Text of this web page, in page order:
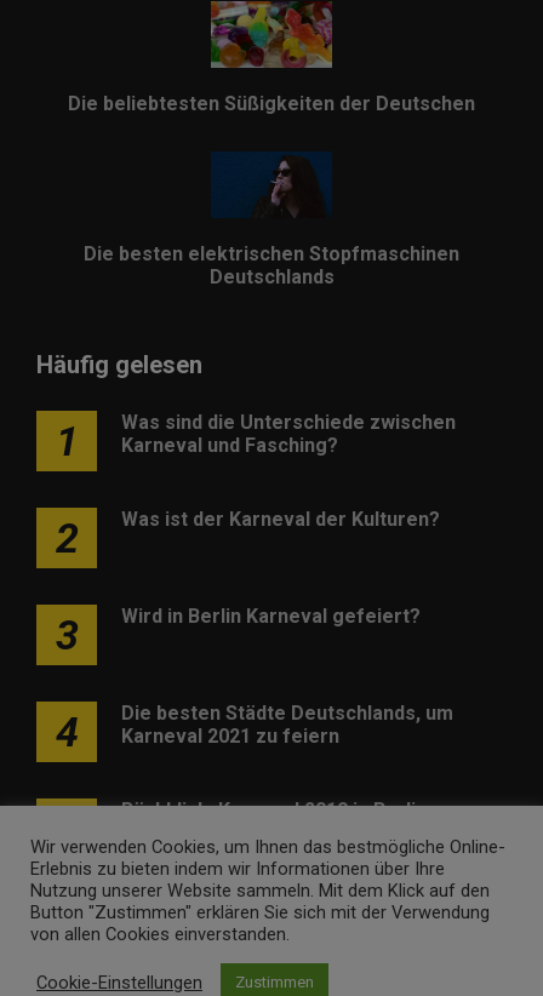
Die beliebtesten Süßigkeiten der Deutschen
Die besten elektrischen Stopfmaschinen
Deutschlands
Häufig gelesen
1
Was sind die Unterschiede zwischen
Karneval und Fasching?
2 Was ist der Karneval der Kulturen?
3 Wird in Berlin Karneval gefeiert?
4
Die besten Städte Deutschlands, um
Karneval 2021 zu feiern
Rückblick: Karneval 2019 in Berlin
Wir verwenden Cookies, um Ihnen das bestmögliche Online-
Erlebnis zu bieten indem wir Informationen über Ihre
Nutzung unserer Website sammeln. Mit dem Klick auf den
Button "Zustimmen" erklären Sie sich mit der Verwendung
von allen Cookies einverstanden.
Cookie-Einstellungen Zustimmen